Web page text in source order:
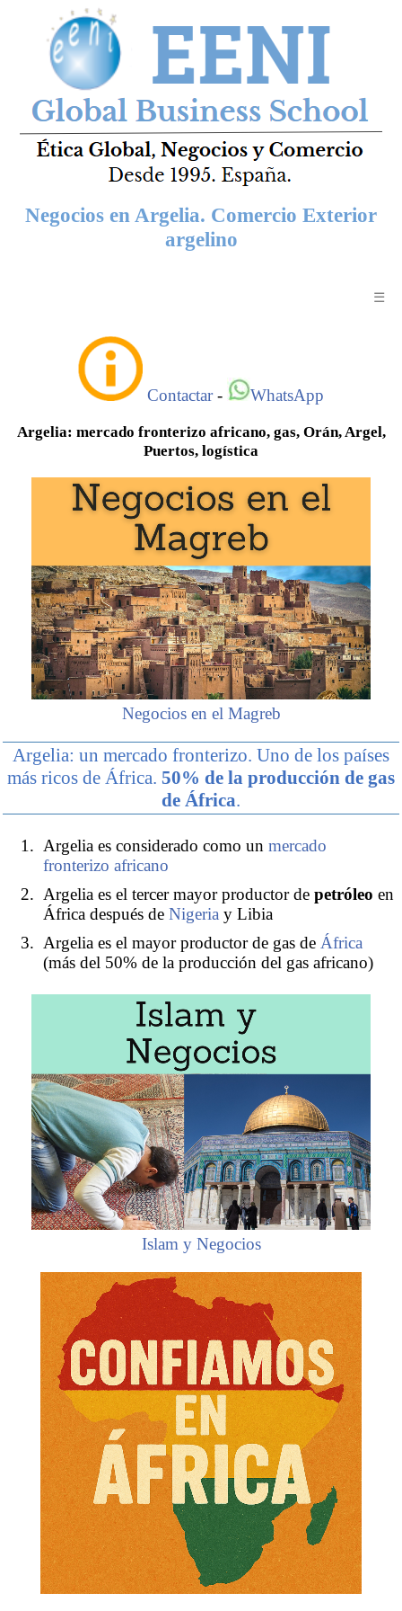
Negocios en Argelia. Comercio Exterior
argelino
☰
Contactar- WhatsApp
Argelia: mercado fronterizo africano, gas, Orán, Argel,
Puertos, logística
Negocios en el Magreb
Argelia: un mercado fronterizo. Uno de los países
más ricos de África. 50% de la producción de gas
de África.
Argelia es considerado como un mercado
fronterizo africano
Argelia es el tercer mayor productor de petróleo en
África después de Nigeria y Libia
Argelia es el mayor productor de gas de África
(más del 50% de la producción del gas africano)
Islam y Negocios